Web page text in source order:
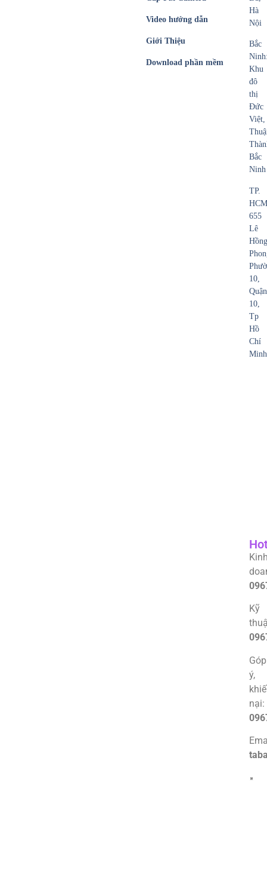
Video hướng dẫn
Giới Thiệu
Download phần mềm
Hà
Nội
Bắc
Khu
đô
thị
Đức
Việt,
Bắc
Ninh
TP.
655
Lê
Hồng
10,
Quận
10,
Tp
Hồ
Chí
Minh
Kỹ
Góp
ý,
nại: